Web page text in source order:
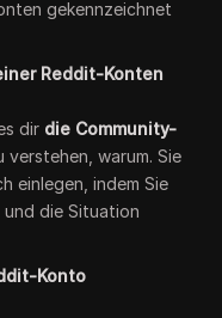
gekennzeichnet
Reddit-Konten
dir die Community-
verstehen, warum. Sie
einlegen, indem Sie
die Situation
Konto